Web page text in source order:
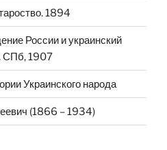
1894
России и украинский
СПб, 1907
Украинского народа
(1866 – 1934)